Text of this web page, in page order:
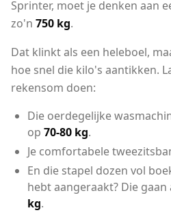
Sprinter, moet je denken aan
zo'n 750 kg.
Dat klinkt als een heleboel,
hoe snel die kilo's aantikken.
rekensom doen:
Die oerdegelijke
op 70-80 kg.
Je comfortabele
En die stapel dozen vol
hebt aangeraakt? Die
kg.